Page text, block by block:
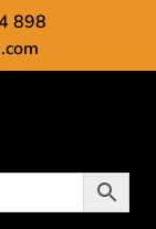
898